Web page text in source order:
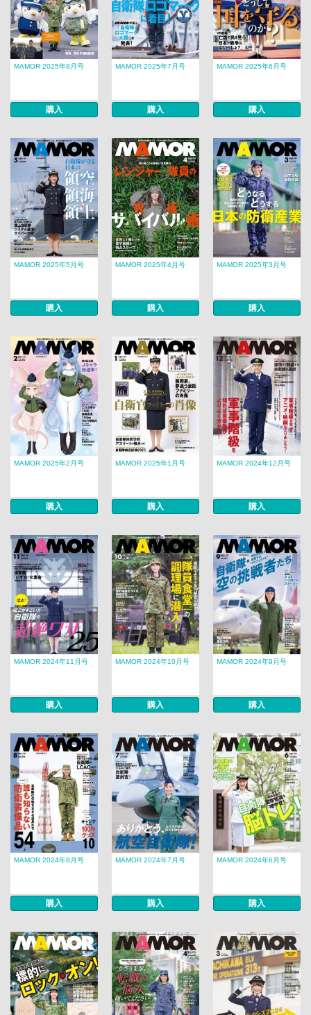
MAMOR 2025年8月号
購入
MAMOR 2025年7月号
購入
MAMOR 2025年6月号
購入
MAMOR 2025年5月号
購入
MAMOR 2025年4月号
購入
MAMOR 2025年3月号
購入
MAMOR 2025年2月号
購入
MAMOR 2025年1月号
購入
MAMOR 2024年12月号
購入
MAMOR 2024年11月号
購入
MAMOR 2024年10月号
購入
MAMOR 2024年9月号
購入
MAMOR 2024年8月号
購入
MAMOR 2024年7月号
購入
MAMOR 2024年6月号
購入